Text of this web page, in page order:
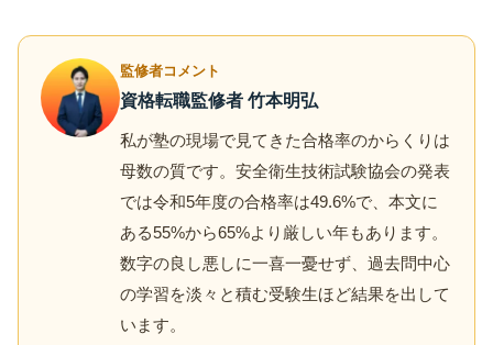
監修者コメント
資格転職監修者 竹本明弘
私が塾の現場で見てきた合格率のからくりは
母数の質です。安全衛生技術試験協会の発表
では令和5年度の合格率は49.6%で、本文に
ある55%から65%より厳しい年もあります。
数字の良し悪しに一喜一憂せず、過去問中心
の学習を淡々と積む受験生ほど結果を出して
います。